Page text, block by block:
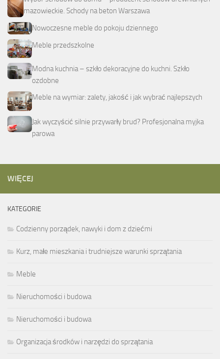
mazowieckie. Schody na beton Warszawa
Nowoczesne meble do pokoju dziennego
Meble przedszkolne
Modna kuchnia – szkło dekoracyjne do kuchni. Szkło
ozdobne
Meble na wymiar: zalety, jakość i jak wybrać najlepszych
Jak wyczyścić silnie przywarły brud? Profesjonalna myjka
parowa
WIĘCEJ
KATEGORIE
Codzienny porządek, nawyki i dom z dziećmi
Kurz, małe mieszkania i trudniejsze warunki sprzątania
Meble
Nieruchomości i budowa
Nieruchomości i budowa
Organizacja środków i narzędzi do sprzątania